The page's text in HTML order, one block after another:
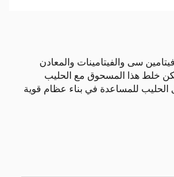
سى والفيتامينات والمعادن
خلط هذا المسحوق مع الحليب
للمساعدة في بناء عظام قوية